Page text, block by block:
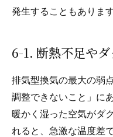
発生することもあります
6-1. 断熱不足や
排気型換気の最大の弱
調整できないこと」に
暖かく湿った空気がダ
れると、急激な温度差